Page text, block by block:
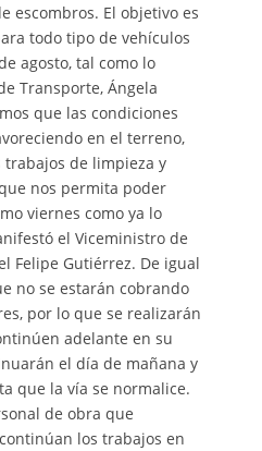
escombros. El objetivo es
todo tipo de vehículos
agosto, tal como lo
Transporte, Ángela
que las condiciones
en el terreno,
de limpieza y
nos permita poder
viernes como ya lo
el Viceministro de
Felipe Gutiérrez. De igual
no se estarán cobrando
por lo que se realizarán
adelante en su
el día de mañana y
que la vía se normalice.
de obra que
los trabajos en